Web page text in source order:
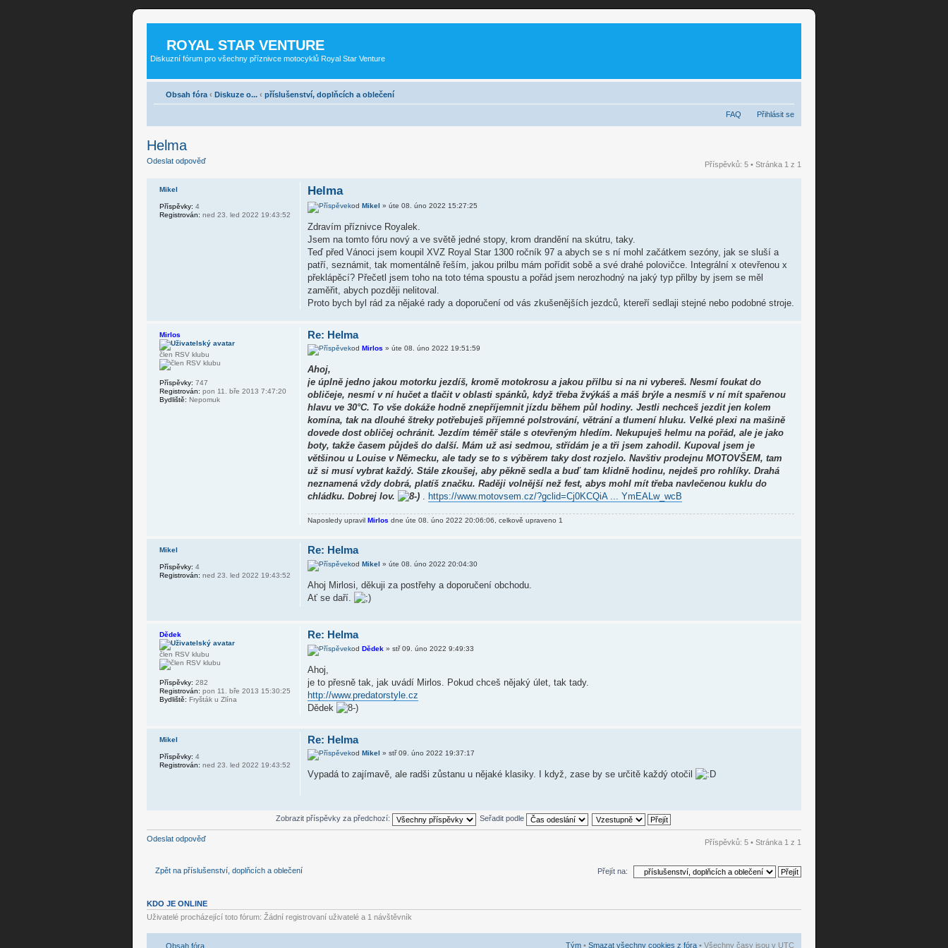
ROYAL STAR VENTURE
Diskuzní fórum pro všechny příznivce motocyklů Royal Star Venture
Obsah fóra ‹ Diskuze o... ‹ příslušenství, doplňcích a oblečení
FAQ Přihlásit se
Helma
Odeslat odpověď Příspěvků: 5 • Stránka 1 z 1
Helma
od Mikel » úte 08. úno 2022 15:27:25
Zdravím příznivce Royalek.
Jsem na tomto fóru nový a ve světě jedné stopy, krom drandění na skútru, taky.
Teď před Vánoci jsem koupil XVZ Royal Star 1300 ročník 97 a abych se s ní mohl začátkem sezóny, jak se sluší a
patří, seznámit, tak momentálně řeším, jakou prilbu mám pořídit sobě a své drahé polovičce. Integrální x otevřenou x
překlápěcí? Přečetl jsem toho na toto téma spoustu a pořád jsem nerozhodný na jaký typ přilby by jsem se měl
zaměřit, abych později nelitoval.
Proto bych byl rád za nějaké rady a doporučení od vás zkušenějších jezdců, ktereří sedlaji stejné nebo podobné stroje.
Mikel
Příspěvky: 4
Registrován: ned 23. led 2022 19:43:52
Re: Helma
od Mirlos » úte 08. úno 2022 19:51:59
Ahoj,
je úplně jedno jakou motorku jezdíš, kromě motokrosu a jakou přilbu si na ni vybereš. Nesmí foukat do
obličeje, nesmí v ní hučet a tlačit v oblasti spánků, když třeba žvýkáš a máš brýle a nesmíš v ní mít spařenou
hlavu ve 30°C. To vše dokáže hodně znepříjemnit jízdu během půl hodiny. Jestli nechceš jezdit jen kolem
komína, tak na dlouhé štreky potřebuješ příjemné polstrování, větrání a tlumení hluku. Velké plexi na mašině
dovede dost obličej ochránit. Jezdím téměř stále s otevřeným hledím. Nekupuješ helmu na pořád, ale je jako
boty, takže časem půjdeš do další. Mám už asi sedmou, střídám je a tři jsem zahodil. Kupoval jsem je
většinou u Louise v Německu, ale tady se to s výběrem taky dost rozjelo. Navštiv prodejnu MOTOVŠEM, tam
už si musí vybrat každý. Stále zkoušej, aby pěkně sedla a buď tam klidně hodinu, nejdeš pro rohlíky. Drahá
neznamená vždy dobrá, platíš značku. Raději volnější než fest, abys mohl mít třeba navlečenou kuklu do
chládku. Dobrej lov.
. https://www.motovsem.cz/?gclid=Cj0KCQiA ... YmEALw_wcB
Naposledy upravil Mirlos dne úte 08. úno 2022 20:06:06, celkově upraveno 1
Mirlos
člen RSV klubu
Příspěvky: 747
Registrován: pon 11. bře 2013 7:47:20
Bydliště: Nepomuk
Re: Helma
od Mikel » úte 08. úno 2022 20:04:30
Ahoj Mirlosi, děkuji za postřehy a doporučení obchodu.
Ať se daří.
Mikel
Příspěvky: 4
Registrován: ned 23. led 2022 19:43:52
Re: Helma
od Dědek» stř 09. úno 2022 9:49:33
Ahoj,
je to přesně tak, jak uvádí Mirlos. Pokud chceš nějaký úlet, tak tady.
http://www.predatorstyle.cz
Dědek
Dědek
člen RSV klubu
Příspěvky: 282
Registrován: pon 11. bře 2013 15:30:25
Bydliště: Fryšták u Zlína
Re: Helma
od Mikel » stř 09. úno 2022 19:37:17
Vypadá to zajímavě, ale radši zůstanu u nějaké klasiky. I když, zase by se určitě každý otočil
Mikel
Příspěvky: 4
Registrován: ned 23. led 2022 19:43:52
Zobrazit příspěvky za předchozí: Seřadit podle
Odeslat odpověď Příspěvků: 5 • Stránka 1 z 1
Zpět na příslušenství, doplňcích a oblečení Přejít na:
KDO JE ONLINE
Uživatelé procházející toto fórum: Žádní registrovaní uživatelé a 1 návštěvník
Obsah fóra Tým • Smazat všechny cookies z fóra • Všechny časy jsou v UTC